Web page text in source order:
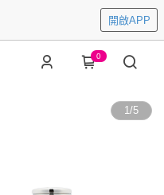
開啟APP
0
1/5